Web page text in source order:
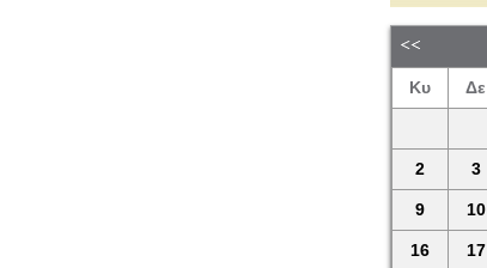
Κυ Δε
2 3
9 10
16 17